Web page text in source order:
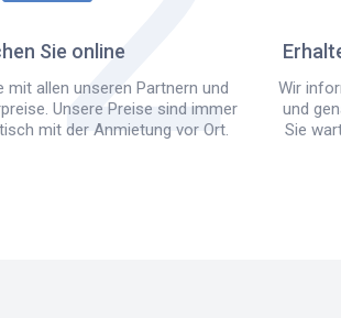
Sie online
mit allen unseren Partnern und
Unsere Preise sind immer
mit der Anmietung vor Ort.
Wir
und
Sie